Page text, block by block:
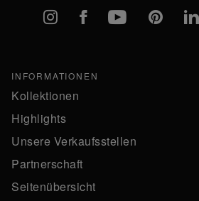
Instagram
FacebookYouTube
INFORMATIONEN
Kollektionen
Highlights
Unsere Verkaufsstellen
Partnerschaft
Seitenübersicht